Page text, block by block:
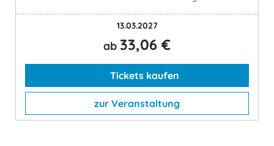
13.03.2027
ab 33,06 €
Tickets kaufen
zur Veranstaltung